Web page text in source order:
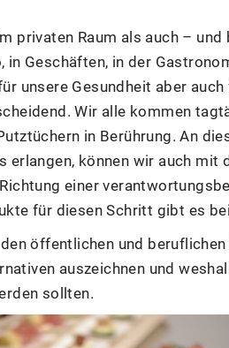
privaten Raum als auch –
in Geschäften, in der
unsere Gesundheit aber
Wir alle kommen
in Berührung. An
können wir auch mit
einer
für diesen Schritt gibt es
öffentlichen und
auszeichnen und
sollten.